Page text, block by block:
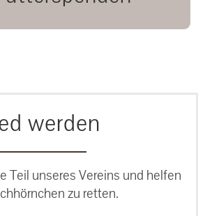
unsere Eichhörnchen.
werden
Teil unseres Vereins und helfen
zu retten.